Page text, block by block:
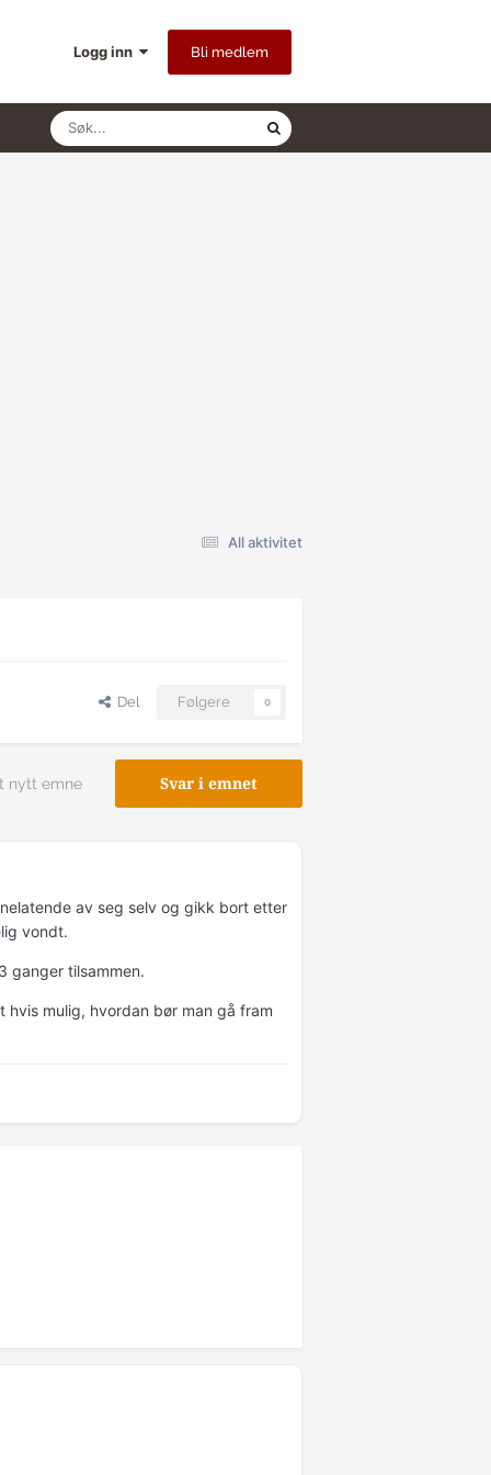
Logg inn Bli medlem
All aktivitet
Del Følgere 0
Svar i emnet
nytt emne
av seg selv og gikk bort etter
vondt.
ganger tilsammen.
mulig, hvordan bør man gå fram